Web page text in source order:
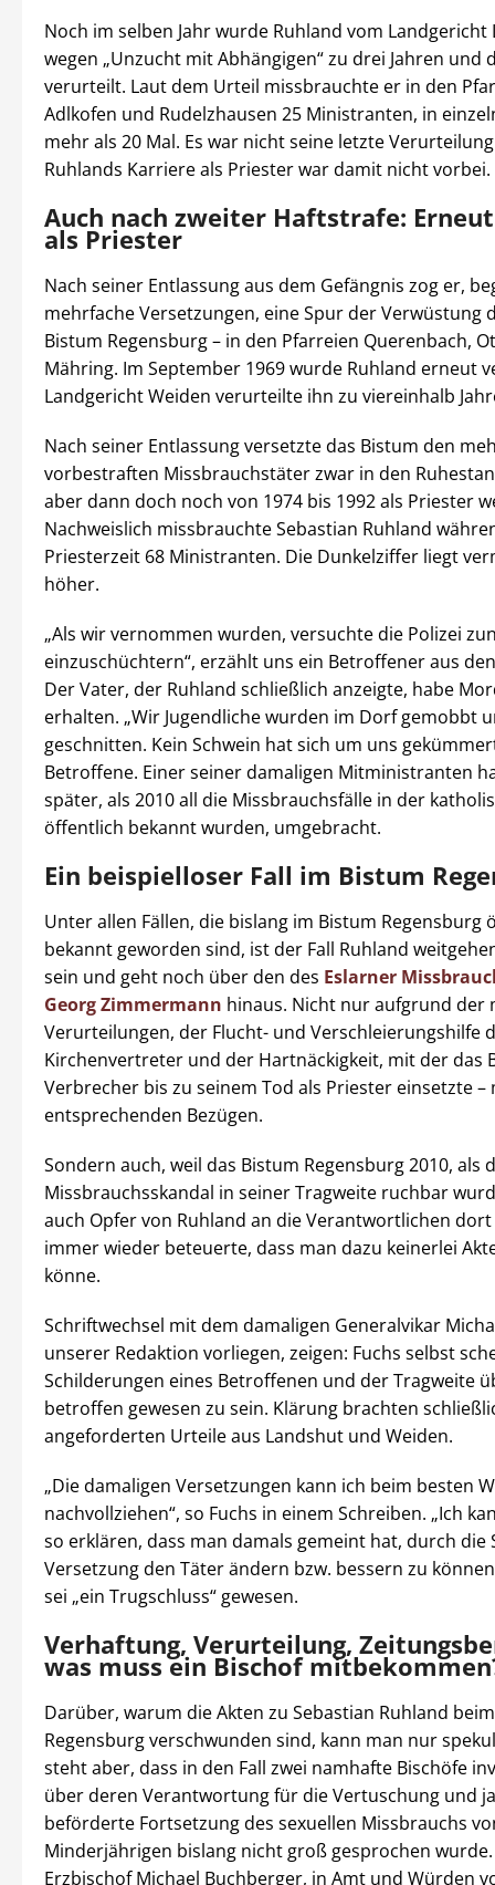
Noch im selben Jahr wurde Ruhland vom Landgericht
wegen „Unzucht mit Abhängigen“ zu drei Jahren und
verurteilt. Laut dem Urteil missbrauchte er in den
Adlkofen und Rudelzhausen 25 Ministranten, in
mehr als 20 Mal. Es war nicht seine letzte
Ruhlands Karriere als Priester war damit nicht vorbei.
Auch nach zweiter Haftstrafe:
als Priester
Nach seiner Entlassung aus dem Gefängnis zog er,
mehrfache Versetzungen, eine Spur der Verwüstung
Bistum Regensburg – in den Pfarreien Querenbach,
Mähring. Im September 1969 wurde Ruhland erneut
Landgericht Weiden verurteilte ihn zu viereinhalb
Nach seiner Entlassung versetzte das Bistum den
vorbestraften Missbrauchstäter zwar in den
aber dann doch noch von 1974 bis 1992 als Priester
Nachweislich missbrauchte Sebastian Ruhland
Priesterzeit 68 Ministranten. Die Dunkelziffer liegt
höher.
„Als wir vernommen wurden, versuchte die Polizei
einzuschüchtern“, erzählt uns ein Betroffener aus
Der Vater, der Ruhland schließlich anzeigte, habe
erhalten. „Wir Jugendliche wurden im Dorf gemobbt
geschnitten. Kein Schwein hat sich um uns
Betroffene. Einer seiner damaligen Mitministranten
später, als 2010 all die Missbrauchsfälle in der
öffentlich bekannt wurden, umgebracht.
Ein beispielloser Fall im Bistum
Unter allen Fällen, die bislang im Bistum Regensburg
bekannt geworden sind, ist der Fall Ruhland
sein und geht noch über den des Eslarner
Georg Zimmermann hinaus. Nicht nur aufgrund der
Verurteilungen, der Flucht- und Verschleierungshilfe
Kirchenvertreter und der Hartnäckigkeit, mit der das
Verbrecher bis zu seinem Tod als Priester einsetzte –
entsprechenden Bezügen.
Sondern auch, weil das Bistum Regensburg 2010, als
Missbrauchsskandal in seiner Tragweite ruchbar
auch Opfer von Ruhland an die Verantwortlichen
immer wieder beteuerte, dass man dazu keinerlei
könne.
Schriftwechsel mit dem damaligen Generalvikar
unserer Redaktion vorliegen, zeigen: Fuchs selbst
Schilderungen eines Betroffenen und der Tragweite
betroffen gewesen zu sein. Klärung brachten
angeforderten Urteile aus Landshut und Weiden.
„Die damaligen Versetzungen kann ich beim besten
nachvollziehen“, so Fuchs in einem Schreiben. „Ich
so erklären, dass man damals gemeint hat, durch die
Versetzung den Täter ändern bzw. bessern zu
sei „ein Trugschluss“ gewesen.
Verhaftung, Verurteilung,
was muss ein Bischof
Darüber, warum die Akten zu Sebastian Ruhland
Regensburg verschwunden sind, kann man nur
steht aber, dass in den Fall zwei namhafte Bischöfe
über deren Verantwortung für die Vertuschung und
beförderte Fortsetzung des sexuellen Missbrauchs
Minderjährigen bislang nicht groß gesprochen
Erzbischof Michael Buchberger, in Amt und Würden